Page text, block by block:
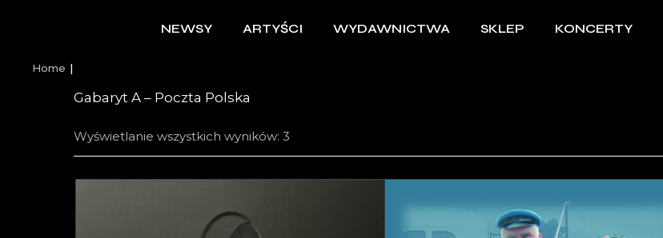
NEWSY ARTYŚCI WYDAWNICTWA SKLEP KONCERTY
Home
Gabaryt A – Poczta Polska
Wyświetlanie wszystkich wyników: 3